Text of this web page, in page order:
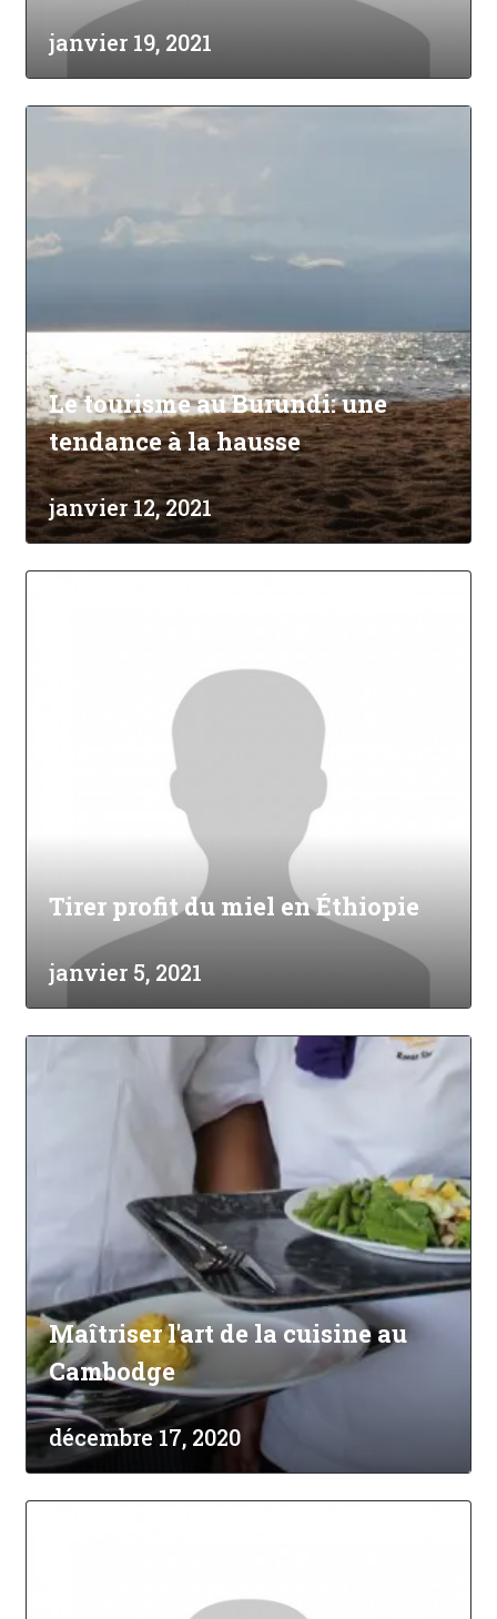
janvier 19, 2021
Le tourisme au Burundi: une
tendance à la hausse
janvier 12, 2021
Tirer profit du miel en Éthiopie
janvier 5, 2021
Maîtriser l'art de la cuisine au
Cambodge
décembre 17, 2020